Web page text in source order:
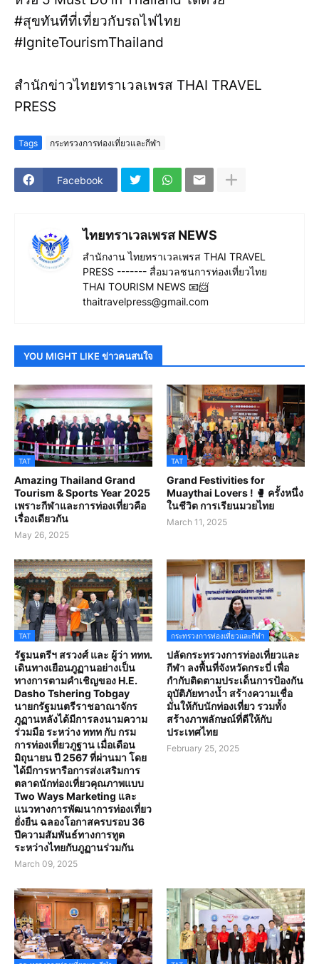
#สุขทันทีที่เที่ยวกับรถไฟไทย
#IgniteTourismThailand
สำนักข่าวไทยทราเวลเพรส THAI TRAVEL
PRESS
Tags กระทรวงการท่องเที่ยวและกีฬา
Facebook
ไทยทราเวลเพรส NEWS
สำนักงาน ไทยทราเวลเพรส THAI TRAVEL
PRESS ------- สื่อมวลชนการท่องเที่ยวไทย
THAI TOURISM NEWS 📧📨
thaitravelpress@gmail.com
YOU MIGHT LIKE ข่าวคนสนใจ
TAT
Amazing Thailand Grand
Tourism & Sports Year 2025
เพราะกีฬาและการท่องเที่ยวคือ
เรื่องเดียวกัน
May 26, 2025
TAT
Grand Festivities for
Muaythai Lovers ! 🥊 ครั้งหนึ่ง
ในชีวิต การเรียนมวยไทย
March 11, 2025
TAT
รัฐมนตรีฯ สรวงศ์ และ ผู้ว่า ททท.
เดินทางเยือนภูฏานอย่างเป็น
ทางการตามคำเชิญของ H.E.
Dasho Tshering Tobgay
นายกรัฐมนตรีราชอาณาจักร
ภูฏานหลังได้มีการลงนามความ
ร่วมมือ ระหว่าง ททท กับ กรม
การท่องเที่ยวภูฐาน เมื่อเดือน
มิถุนายน ปี 2567 ที่ผ่านมา โดย
ได้มีการหารือการส่งเสริมการ
ตลาดนักท่องเที่ยวคุณภาพแบบ
Two Ways Marketing และ
แนวทางการพัฒนาการท่องเที่ยว
ยั่งยืน ฉลองโอกาสครบรอบ 36
ปีความสัมพันธ์ทางการทูต
ระหว่างไทยกับภูฏานร่วมกัน
March 09, 2025
กระทรวงการท่องเที่ยวและกีฬา
ปลัดกระทรวงการท่องเที่ยวและ
กีฬา ลงพื้นที่จังหวัดกระบี่ เพื่อ
กำกับติดตามประเด็นการป้องกัน
อุบัติภัยทางน้ำ สร้างความเชื่อ
มั่นให้กับนักท่องเที่ยว รวมทั้ง
สร้างภาพลักษณ์ที่ดีให้กับ
ประเทศไทย
February 25, 2025